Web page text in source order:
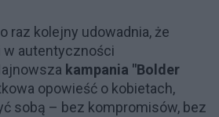
raz kolejny udowadnia, że
w autentyczności
kampania "Bolder
opowieść o kobietach,
sobą – bez kompromisów, bez